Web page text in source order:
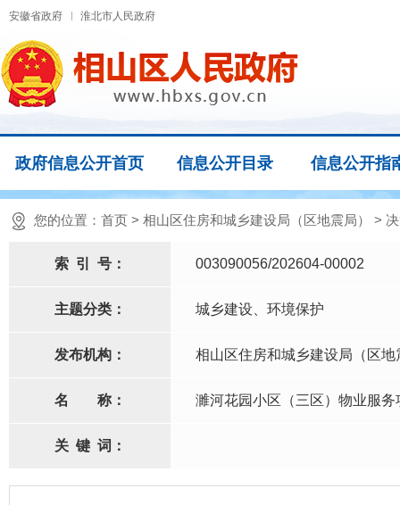
安徽省政府 淮北市人民政府
政府信息公开首页 信息公开目录 信息公开指
您的位置： 首页 > 相山区住房和城乡建设局（区地震局） >
索 引 号： 003090056/202604-00002
主题分类： 城乡建设、环境保护
发布机构： 相山区住房和城乡建设局（区地
名 称： 濉河花园小区（三区）物业服务
关 键 词：